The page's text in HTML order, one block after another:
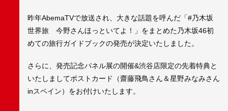
昨年AbemaTVで放送され、大きな話題を呼んだ「#乃木坂
世界旅 今野さんほっといてよ！」をまとめた乃木坂46初
めての旅行ガイドブックの発売が決定いたしました。
さらに、発売記念パネル展の開催&渋谷店限定の先着特典と
いたしましてポストカード（齋藤飛鳥さん＆星野みなみさん
inスペイン）をお付けいたします。